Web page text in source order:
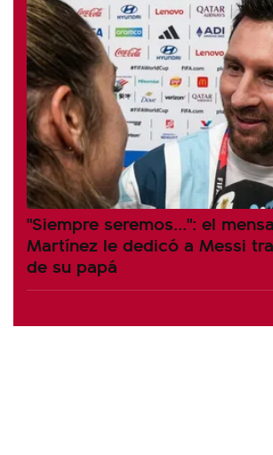
"Siempre seremos...": el
Martínez le dedicó a Messi
de su papá